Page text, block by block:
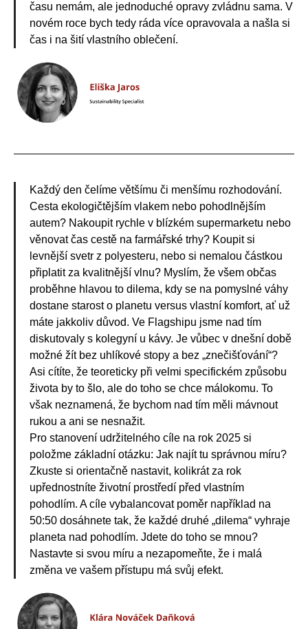
času nemám, ale jednoduché opravy zvládnu sama. V
novém roce bych tedy ráda více opravovala a našla si
čas i na šití vlastního oblečení.
Každý den čelíme většímu či menšímu rozhodování.
Cesta ekologičtějším vlakem nebo pohodlnějším
autem? Nakoupit rychle v blízkém supermarketu nebo
věnovat čas cestě na farmářské trhy? Koupit si
levnější svetr z polyesteru, nebo si nemalou částkou
připlatit za kvalitnější vlnu? Myslím, že všem občas
proběhne hlavou to dilema, kdy se na pomyslné váhy
dostane starost o planetu versus vlastní komfort, ať už
máte jakkoliv důvod. Ve Flagshipu jsme nad tím
diskutovaly s kolegyní u kávy. Je vůbec v dnešní době
možné žít bez uhlíkové stopy a bez „znečišťování“?
Asi cítíte, že teoreticky při velmi specifickém způsobu
života by to šlo, ale do toho se chce málokomu. To
však neznamená, že bychom nad tím měli mávnout
rukou a ani se nesnažit.
Pro stanovení udržitelného cíle na rok 2025 si
položme základní otázku: Jak najít tu správnou míru?
Zkuste si orientačně nastavit, kolikrát za rok
upřednostníte životní prostředí před vlastním
pohodlím. A cíle vybalancovat poměr například na
50:50 dosáhnete tak, že každé druhé „dilema“ vyhraje
planeta nad pohodlím. Jdete do toho se mnou?
Nastavte si svou míru a nezapomeňte, že i malá
změna ve vašem přístupu má svůj efekt.